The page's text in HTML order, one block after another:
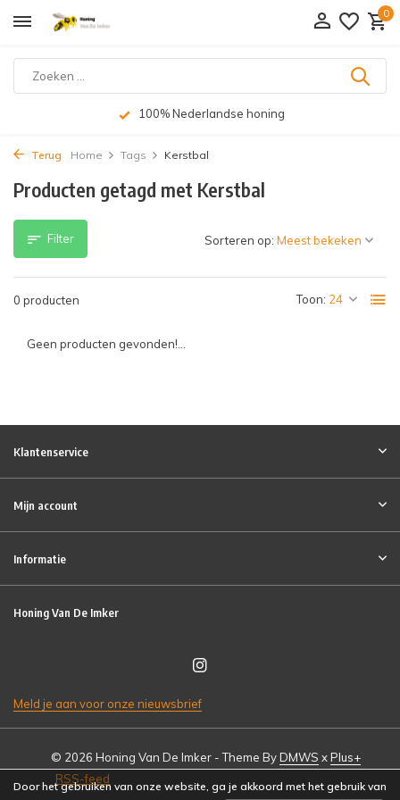
0
100% Nederlandse honing
Terug Home Tags Kerstbal
Producten getagd met Kerstbal
Filter
0 producten Toon:
Sorteren op:
Geen producten gevonden!...
Klantenservice
Mijn account
Informatie
Honing Van De Imker
Meld je aan voor onze nieuwsbrief
© 2026 Honing Van De Imker - Theme ByDMWS xPlus+
RSS-feed
Door het gebruiken van onze website, ga je akkoord met het gebruik van